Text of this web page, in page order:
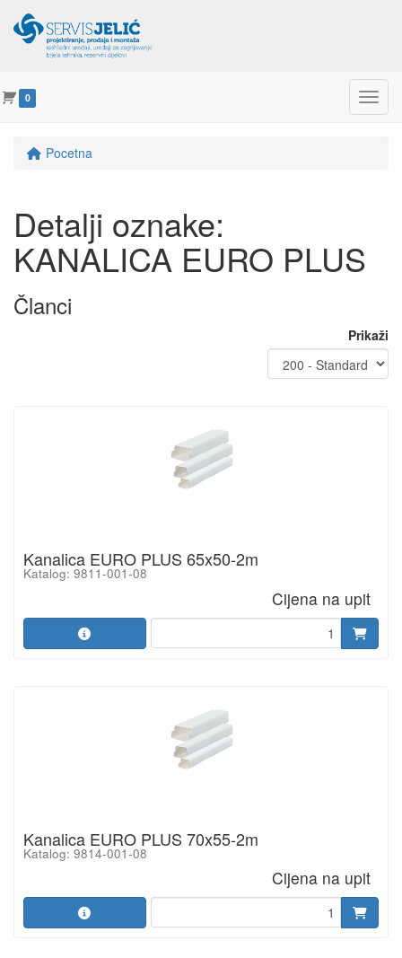
0 Menu
Pocetna
Detalji oznake:
KANALICA EURO PLUS
Članci
Prikaži
Kanalica EURO PLUS 65x50-2m
Katalog: 9811-001-08
Cijena na upit
Kanalica EURO PLUS 70x55-2m
Katalog: 9814-001-08
Cijena na upit